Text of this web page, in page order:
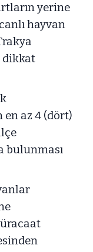
yerine
hayvan
dikkat
az 4 (dört)
bulunması